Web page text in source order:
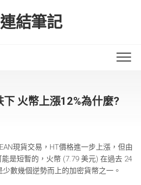
連結筆記
火幣上漲12%為什麼?
現貨交易，HT價格進一步上漲，但由
是短暫的，火幣 (7.79 美元) 在過去 24
數幾個逆勢而上的加密貨幣之一。